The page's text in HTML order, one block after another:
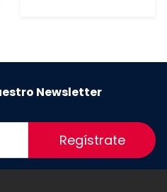
Newsletter
Regístrate